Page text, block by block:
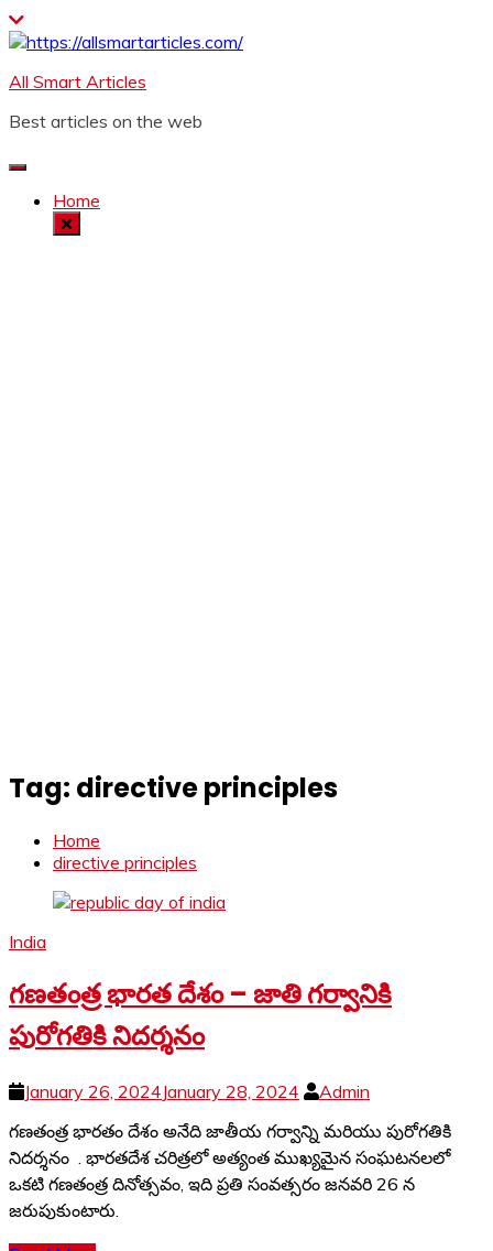
Skip
to
All Smart Articles
Best articles on the web
Home
Tag: directive principles
Home
directive principles
India
గణతంత్ర భారత దేశం – జాతి గర్వానికి
పురోగతికి నిదర్శనం
January 26, 2024January 28, 2024
Admin
గణతంత్ర భారతం దేశం అనేది జాతీయ గర్వాన్ని మరియు పురోగతికి
నిదర్శనం . భారతదేశ చరిత్రలో అత్యంత ముఖ్యమైన సంఘటనలలో
ఒకటి గణతంత్ర దినోత్సవం, ఇది ప్రతి సంవత్సరం జనవరి 26 న
జరుపుకుంటారు.